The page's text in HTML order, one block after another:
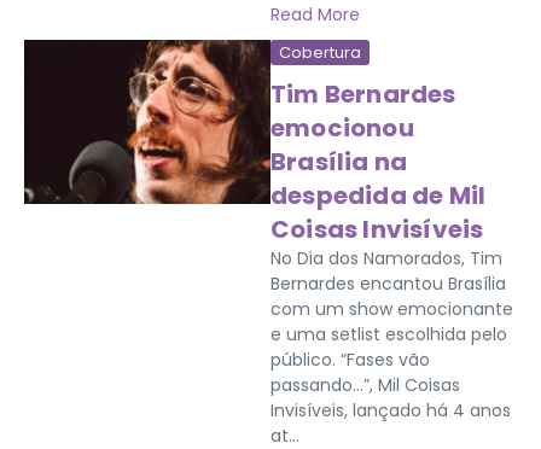
Read More
Cobertura
Tim Bernardes
emocionou
Brasília na
despedida de Mil
Coisas Invisíveis
No Dia dos Namorados, Tim
Bernardes encantou Brasília
com um show emocionante
e uma setlist escolhida pelo
público. “Fases vão
passando…”, Mil Coisas
Invisíveis, lançado há 4 anos
at...